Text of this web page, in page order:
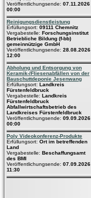
Veröffentlichungsende: 07.11.2026
00:00
Reinigungsdienstleistung
Erfüllungsort: 09111 Chemnitz
Vergabestelle: Forschungsinstitut
Betriebliche Bildung (f-bb)
gemeinnützige GmbH
Veröffentlichungsende: 28.08.2026
12:00
Abholung und Entsorgung von
Keramik-/Fliesenabfällen von der
Bauschuttdeponie Jesenwang
Erfüllungsort: Landkreis
Fürstenfeldbruck
Vergabestelle: Landkreis
Fürstenfeldbruck
Abfallwirtschaftsbetrieb des
Landkreises Fürstenfeldbruck
Veröffentlichungsende: 09.09.2026
00:00
Poly Videokonferenz-Produkte
Erfüllungsort: Ort im betreffenden
Land
Vergabestelle: Beschaffungsamt
des BMI
Veröffentlichungsende: 07.09.2026
11:30